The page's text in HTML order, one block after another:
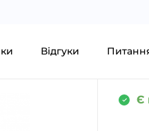
Відгуки
Є